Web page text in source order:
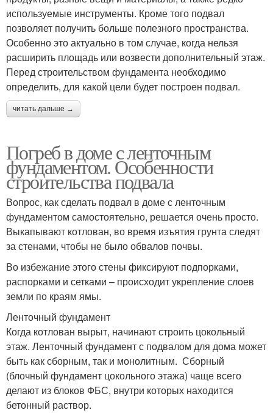
используемые инструменты. Кроме того подвал
позволяет получить больше полезного пространства.
Особенно это актуально в том случае, когда нельзя
расширить площадь или возвести дополнительный этаж.
Перед строительством фундамента необходимо
определить, для какой цели будет построен подвал.
читать дальше →
Погреб в доме с ленточным
фундаментом. Особенности
строительства подвала
Вопрос, как сделать подвал в доме с ленточным
фундаментом самостоятельно, решается очень просто.
Выкапывают котлован, во время изъятия грунта следят
за стенами, чтобы не было обвалов почвы.
Во избежание этого стены фиксируют подпорками,
распорками и сетками – происходит укрепление слоев
земли по краям ямы.
Ленточный фундамент
Когда котлован вырыт, начинают строить цокольный
этаж. Ленточный фундамент с подвалом для дома может
быть как сборным, так и монолитным. Сборный
(блочный фундамент цокольного этажа) чаще всего
делают из блоков ФБС, внутри которых находится
бетонный раствор.